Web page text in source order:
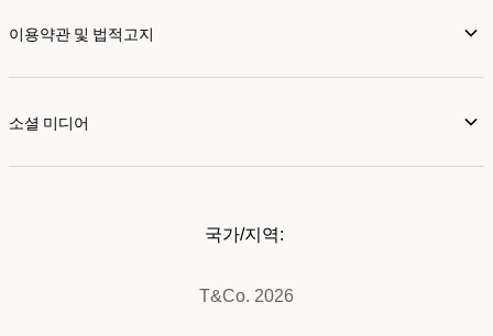
이용약관 및 법적고지
소셜 미디어
T&Co. 2026
국가/지역: